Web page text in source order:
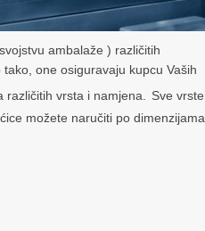
ambalaže ) različitih
one osiguravaju kupcu Vaših
vrsta i namjena.
Sve vrste
možete naručiti po dimenzijama